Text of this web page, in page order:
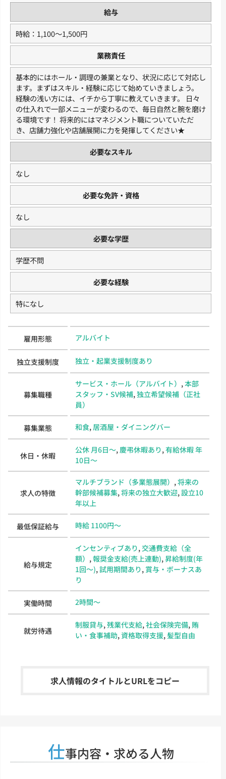
給与
時給：1,100〜1,500円
業務責任
基本的にはホール・調理の兼業となり、状況に応じて対応し
ます。まずはスキル・経験に応じて始めていきましょう。
経験の浅い方には、イチから丁寧に教えていきます。 日々
の仕入れで一部メニューが変わるので、毎日自然と腕を磨け
る環境です！ 将来的にはマネジメント職についていただ
き、店舗力強化や店舗展開に力を発揮してください★
必要なスキル
なし
必要な免許・資格
なし
必要な学歴
学歴不問
必要な経験
特になし
雇用形態 アルバイト
独立支援制度 独立・起業支援制度あり
募集職種
サービス・ホール（アルバイト） ,本部
スタッフ・SV候補,独立希望候補（正社
員）
募集業態 和食,居酒屋・ダイニングバー
休日・休暇
公休 月6日～, 慶弔休暇あり,有給休暇 年
10日～
求人の特徴
マルチブランド（多業態展開） ,将来の
幹部候補募集,将来の独立大歓迎,設立10
年以上
最低保証給与 時給 1100円～
給与規定
インセンティブあり,交通費支給（全
額） ,報奨金支給(売上連動),昇給制度(年
1回～),試用期間あり, 賞与・ボーナスあ
り
実働時間 2時間～
就労待遇
制服貸与,残業代支給,社会保険完備, 賄
い・食事補助,資格取得支援, 髪型自由
求人情報のタイトルとURLをコピー
仕事内容・求める人物